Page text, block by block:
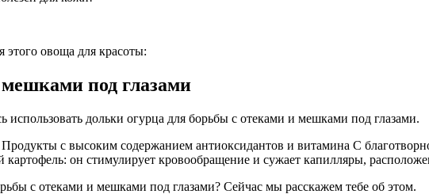
этого овоща для красоты:
под глазами
дольки огурца для борьбы с отеками и мешками под глазами.
Продукты с высоким содержанием антиоксидантов и витамина С
он стимулирует кровообращение и сужает капилляры,
с отеками и мешками под глазами? Сейчас мы расскажем тебе об этом.